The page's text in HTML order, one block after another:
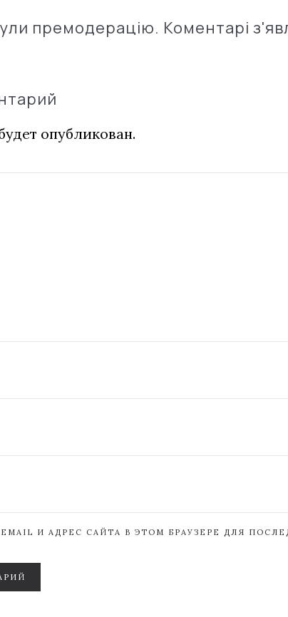
премодерацію. Коментарі
опубликован.
И АДРЕС САЙТА В ЭТОМ БРАУЗЕРЕ ДЛЯ